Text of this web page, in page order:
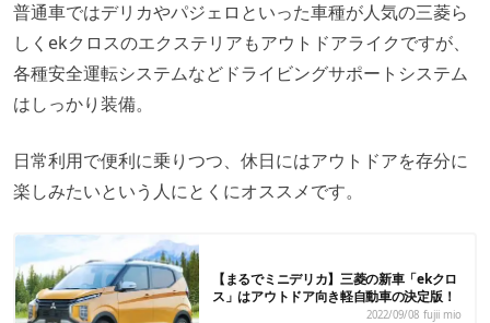
普通車ではデリカやパジェロといった車種が人気の三菱ら
しくekクロスのエクステリアもアウトドアライクですが、
各種安全運転システムなどドライビングサポートシステム
はしっかり装備。
日常利用で便利に乗りつつ、休日にはアウトドアを存分に
楽しみたいという人にとくにオススメです。
【まるでミニデリカ】三菱の新車「ekクロ
ス」はアウトドア向き軽自動車の決定版！
2022/09/08 fujii mio